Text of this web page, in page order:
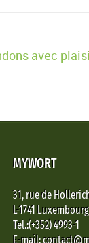
avec
MYWORT
31, rue de
L-1741 Luxembourg
Tel.:(+352) 4993-1
E-mail: